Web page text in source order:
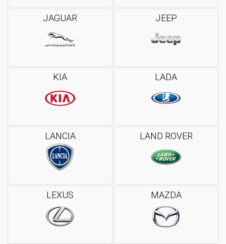
JAGUAR JEEP
KIA LADA
LANCIA LAND ROVER
LEXUS MAZDA